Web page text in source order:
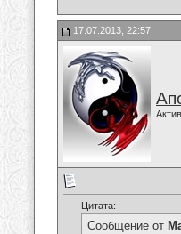
17.07.2013, 22:57
Цитата:
Сообщение от